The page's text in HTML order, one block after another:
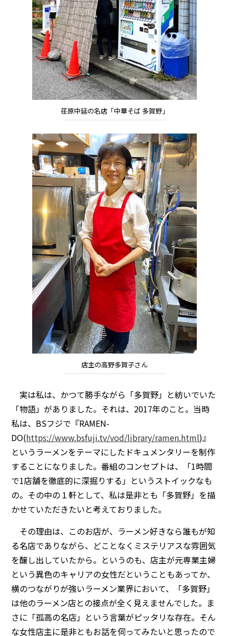
荏原中延の名店「中華そば 多賀野」
店主の高野多賀子さん
実は私は、かつて勝手ながら「多賀野」と紡いでいた
「物語」がありました。それは、2017年のこと。当時
私は、BSフジで『RAMEN-
DO(https://www.bsfuji.tv/vod/library/ramen.html)』
というラーメンをテーマにしたドキュメンタリーを制作
することになりました。番組のコンセプトは、「1時間
で1店舗を徹底的に深掘りする」というストイックなも
の。その中の１軒として、私は是非とも「多賀野」を描
かせていただきたいと考えておりました。
その理由は、このお店が、ラーメン好きなら誰もが知
る名店でありながら、どことなくミステリアスな雰囲気
を醸し出していたから。というのも、店主が元専業主婦
という異色のキャリアの女性だということもあってか、
横のつながりが強いラーメン業界において、「多賀野」
は他のラーメン店との接点が全く見えませんでした。ま
さに「孤高の名店」という言葉がピッタリな存在。そん
な女性店主に是非ともお話を伺ってみたいと思ったので